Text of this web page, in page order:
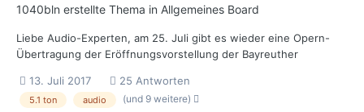
1040bln erstellte Thema in Allgemeines Board
Liebe Audio-Experten, am 25. Juli gibt es wieder eine Opern-
Übertragung der Eröffnungsvorstellung der Bayreuther
Meistersinger von Nürnberg, mit zwei 30-Minuten-Pausen, also
auch mit Nebengeschäft im Kino. Es müssten etwas über...
13. Juli 2017 25 Antworten
5.1 ton audio (und 9 weitere)